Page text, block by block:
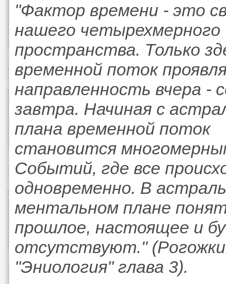
"Фактор времени - это
нашего четырехмерного
пространства. Только
временной поток
направленность вчера -
завтра. Начиная с
плана временной поток
становится
Событий, где все
одновременно. В
ментальном плане
прошлое, настоящее и
отсутствуют."
"Эниология" глава 3).